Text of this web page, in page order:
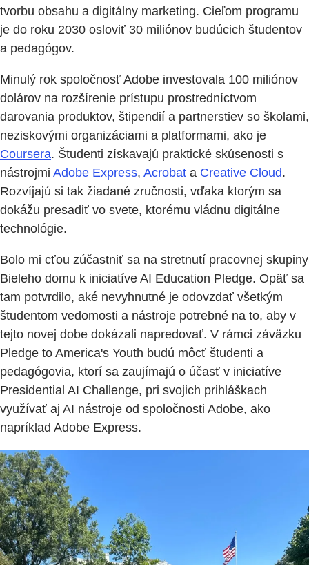
tvorbu obsahu a digitálny marketing. Cieľom programu
je do roku 2030 osloviť 30 miliónov budúcich študentov
a pedagógov.
Minulý rok spoločnosť Adobe investovala 100 miliónov
dolárov na rozšírenie prístupu prostredníctvom
darovania produktov, štipendií a partnerstiev so školami,
neziskovými organizáciami a platformami, ako je
Coursera. Študenti získavajú praktické skúsenosti s
nástrojmi Adobe Express, Acrobat a Creative Cloud.
Rozvíjajú si tak žiadané zručnosti, vďaka ktorým sa
dokážu presadiť vo svete, ktorému vládnu digitálne
technológie.
Bolo mi cťou zúčastniť sa na stretnutí pracovnej skupiny
Bieleho domu k iniciatíve AI Education Pledge. Opäť sa
tam potvrdilo, aké nevyhnutné je odovzdať všetkým
študentom vedomosti a nástroje potrebné na to, aby v
tejto novej dobe dokázali napredovať. V rámci záväzku
Pledge to America's Youth budú môcť študenti a
pedagógovia, ktorí sa zaujímajú o účasť v iniciatíve
Presidential AI Challenge, pri svojich prihláškach
využívať aj AI nástroje od spoločnosti Adobe, ako
napríklad Adobe Express.